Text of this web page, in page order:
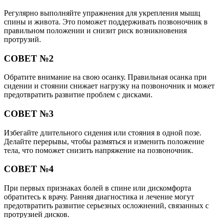
Регулярно выполняйте упражнения для укрепления мышц
спины и живота. Это поможет поддерживать позвоночник в
правильном положении и снизит риск возникновения
протрузий.
СОВЕТ №2
Обратите внимание на свою осанку. Правильная осанка при
сидении и стоянии снижает нагрузку на позвоночник и может
предотвратить развитие проблем с дисками.
СОВЕТ №3
Избегайте длительного сидения или стояния в одной позе.
Делайте перерывы, чтобы размяться и изменить положение
тела, что поможет снизить напряжение на позвоночник.
СОВЕТ №4
При первых признаках болей в спине или дискомфорта
обратитесь к врачу. Ранняя диагностика и лечение могут
предотвратить развитие серьезных осложнений, связанных с
протрузией дисков.